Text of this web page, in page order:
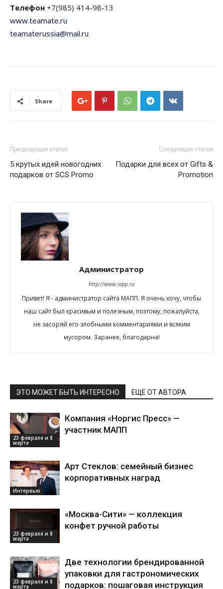
Телефон +7(985) 414-98-13
www.teamate.ru
teamaterussia@mail.ru
Share
Предыдущая статья
5 крутых идей новогодних
подарков от SCS Promo
Следующая статья
Подарки для всех от Gifts &
Promotion
Администратор
http://www.iapp.ru
Привет! Я - администратор сайта МАПП. Я очень хочу, чтобы
наш сайт был красивым и полезным, поэтому, пожалуйста,
не засоряй его злобными комментариями и всяким
мусором. Заранее, благодарна!
ЭТО МОЖЕТ БЫТЬ ИНТЕРЕСНО ЕЩЕ ОТ АВТОРА
23 февраля и 8
марта
Компания «Норгис Пресс» —
участник МАПП
Интервью
Арт Стеклов: семейный бизнес
корпоративных наград
23 февраля и 8
марта
«Москва-Сити» — коллекция
конфет ручной работы
23 февраля и 8
марта
Две технологии брендированной
упаковки для гастрономических
подарков: пошаговая инструкция